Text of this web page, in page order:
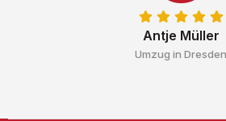
Antje Müller
Umzug in Dresden